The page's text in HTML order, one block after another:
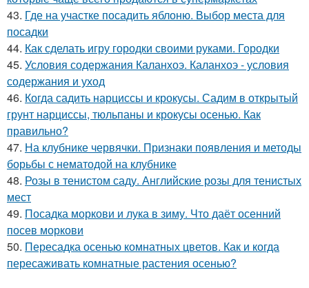
43. Где на участке посадить яблоню. Выбор места для
посадки
44. Как сделать игру городки своими руками. Городки
45. Условия содержания Каланхоэ. Каланхоэ - условия
содержания и уход
46. Когда садить нарциссы и крокусы. Садим в открытый
грунт нарциссы, тюльпаны и крокусы осенью. Как
правильно?
47. На клубнике червячки. Признаки появления и методы
борьбы с нематодой на клубнике
48. Розы в тенистом саду. Английские розы для тенистых
мест
49. Посадка моркови и лука в зиму. Что даёт осенний
посев моркови
50. Пересадка осенью комнатных цветов. Как и когда
пересаживать комнатные растения осенью?